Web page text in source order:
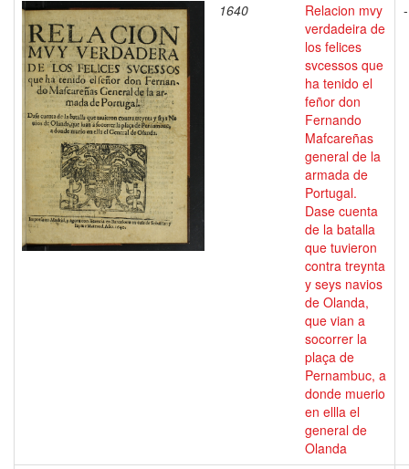
1640
Relacion mvy
verdadeira de
los felices
svcessos que
ha tenido el
feñor don
Fernando
Mafcareñas
general de la
armada de
Portugal.
Dase cuenta
de la batalla
que tuvieron
contra treynta
y seys navios
de Olanda,
que vian a
socorrer la
plaça de
Pernambuc, a
donde muerio
en ellla el
general de
Olanda
-